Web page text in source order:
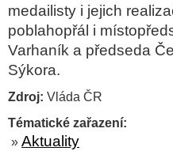
medailisty i jejich
poblahopřál i
Varhaník a předseda
Sýkora.
Zdroj: Vláda ČR
Tématické zařazení:
» Aktuality